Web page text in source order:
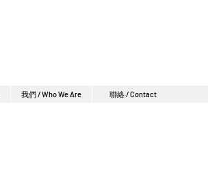
我們 / Who We Are 聯絡 / Contact